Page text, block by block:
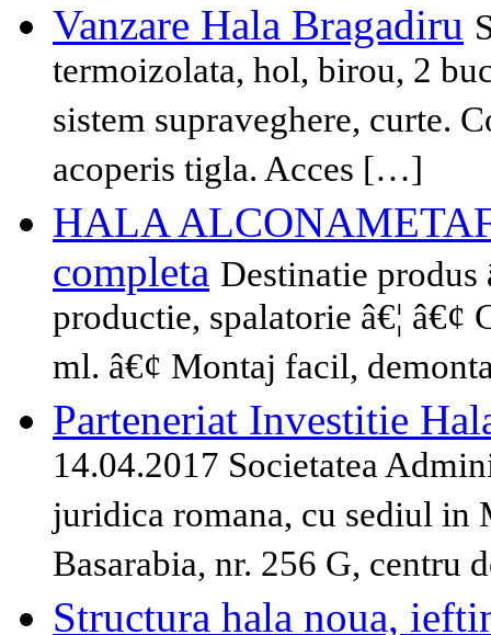
Vanzare Hala Bragadiru
termoizolata, hol, birou, 2
sistem supraveghere, curte.
acoperis tigla. Acces […]
HALA
completa Destinatie produs
productie, spalatorie â€¦
ml. â€¢ Montaj facil,
Parteneriat Investitie
14.04.2017 Societatea
juridica romana, cu sediul in
Basarabia, nr. 256 G,
Structura hala noua,